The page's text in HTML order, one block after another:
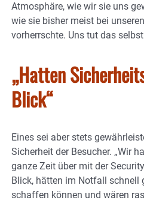
Atmosphäre, wie wir sie uns
wie sie bisher meist bei
vorherrschte. Uns tut das
„Hatten
Blick“
Eines sei aber stets
Sicherheit der Besucher. „Wir
ganze Zeit über mit der
Blick, hätten im Notfall schnell
schaffen können und wären